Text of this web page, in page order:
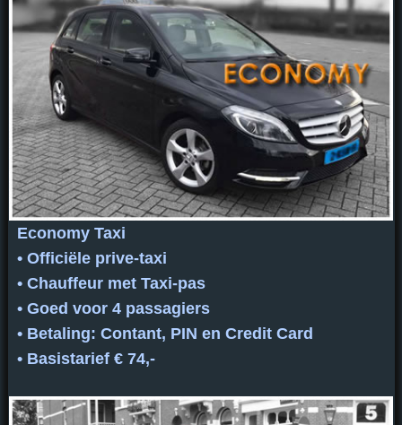
Economy Taxi
• Officiële prive-taxi
• Chauffeur met Taxi-pas
• Goed voor 4 passagiers
• Betaling: Contant, PIN en Credit Card
• Basistarief € 74,-